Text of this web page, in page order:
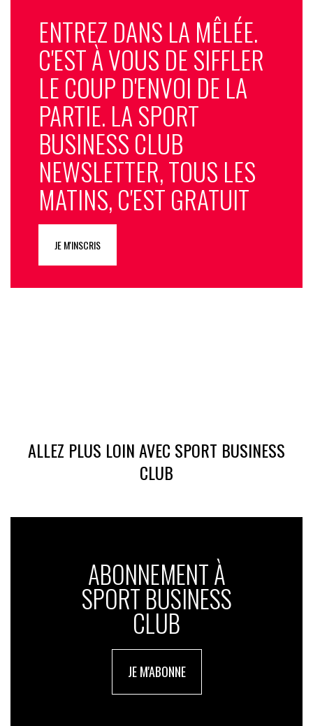
ENTREZ DANS LA MÊLÉE.
C'EST À VOUS DE SIFFLER
LE COUP D'ENVOI DE LA
PARTIE. LA SPORT
BUSINESS CLUB
NEWSLETTER, TOUS LES
MATINS, C'EST GRATUIT
JE M'INSCRIS
ALLEZ PLUS LOIN AVEC SPORT BUSINESS
CLUB
ABONNEMENT À
SPORT BUSINESS
CLUB
JE M'ABONNE